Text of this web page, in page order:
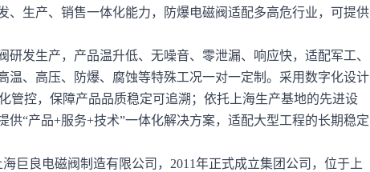
、生产、销售一体化能力，防爆电磁阀适配多高危行业，可提供
研发生产，产品温升低、无噪音、零泄漏、响应快，适配军工、
温、高压、防爆、腐蚀等特殊工况一对一定制。采用数字化设计
管控，保障产品品质稳定可追溯；依托上海生产基地的先进设
供“产品+服务+技术”一体化解决方案，适配大型工程的长期稳定
海巨良电磁阀制造有限公司，2011年正式成立集团公司，位于上